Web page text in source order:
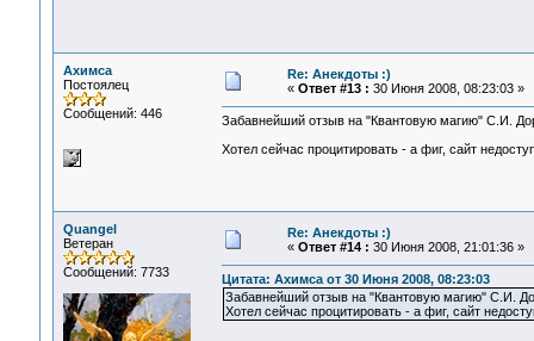
Ахимса
Постоялец
Сообщений: 446
Re: Анекдоты :)
« Ответ #13 : 30 Июня 2008, 08:23:03 »
Забавнейший отзыв на "Квантовую магию" С.И.
Хотел сейчас процитировать - а фиг, сайт
Quangel
Ветеран
Сообщений: 7733
Re: Анекдоты :)
« Ответ #14 : 30 Июня 2008, 21:01:36 »
Цитата: Ахимса от 30 Июня 2008, 08:23:03
Забавнейший отзыв на "Квантовую магию" С.И.
Хотел сейчас процитировать - а фиг, сайт